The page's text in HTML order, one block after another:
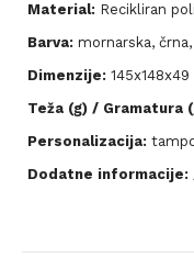
Material: Recikliran
Barva: mornarska,
Dimenzije:
Teža (g) / Gramatura
Personalizacija:
Dodatne informacije: